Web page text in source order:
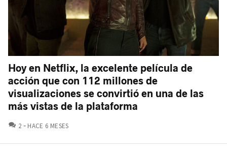
Hoy en Netflix, la excelente película de
acción que con 112 millones de
visualizaciones se convirtió en una de las
más vistas de la plataforma
2 COMENTARIOS
HACE 6 MESES